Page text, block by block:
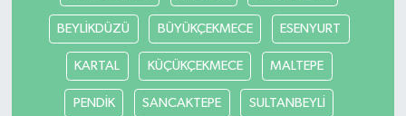
BEYLİKDÜZÜ BÜYÜKÇEKMECE ESENYURT
KARTAL KÜÇÜKÇEKMECE MALTEPE
PENDİK SANCAKTEPE SULTANBEYLİ
Köşe Yazıları
Kültür Sanat